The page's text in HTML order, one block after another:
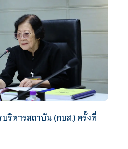
ริหารสถาบัน (กบส.) ครั้งที่